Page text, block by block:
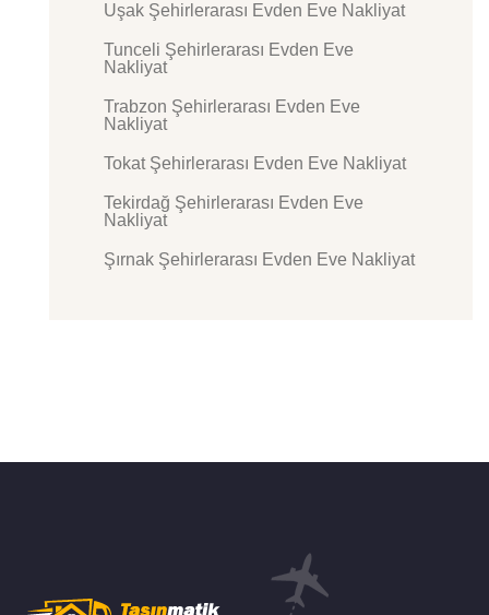
Uşak Şehirlerarası Evden Eve Nakliyat
Tunceli Şehirlerarası Evden Eve
Nakliyat
Trabzon Şehirlerarası Evden Eve
Nakliyat
Tokat Şehirlerarası Evden Eve Nakliyat
Tekirdağ Şehirlerarası Evden Eve
Nakliyat
Şırnak Şehirlerarası Evden Eve Nakliyat